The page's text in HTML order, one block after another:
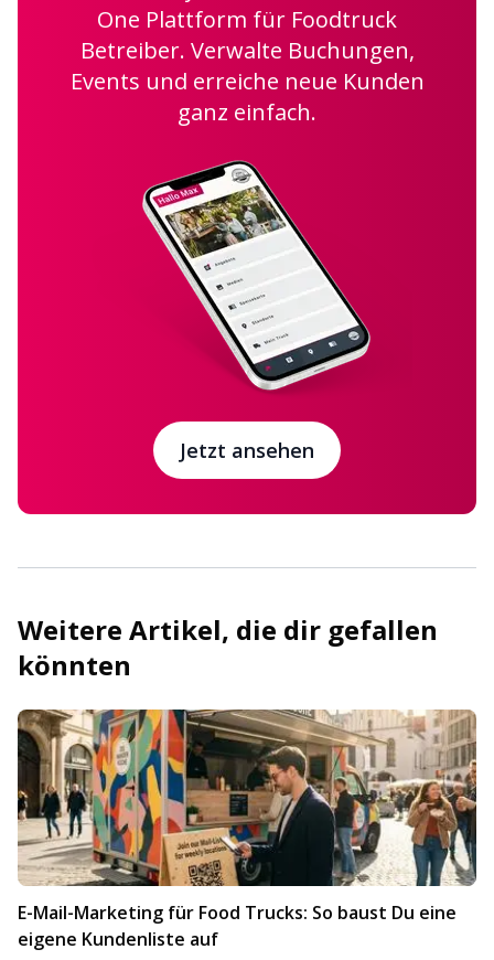
One Plattform für Foodtruck
Betreiber. Verwalte Buchungen,
Events und erreiche neue Kunden
ganz einfach.
Jetzt ansehen
Weitere Artikel, die dir gefallen
könnten
E-Mail-Marketing für Food Trucks: So baust Du eine
eigene Kundenliste auf